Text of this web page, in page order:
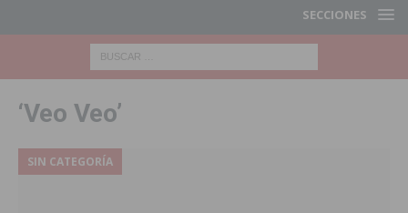
SECCIONES
‘Veo Veo’
SIN CATEGORÍA